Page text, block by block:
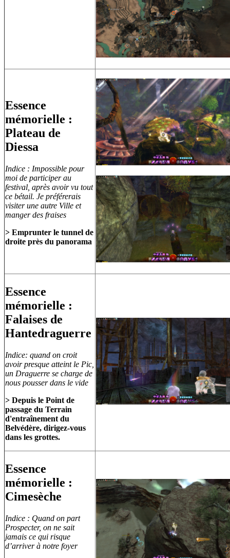
Essence
mémorielle :
Plateau de
Diessa
Indice : Impossible pour
moi de participer au
festival, après avoir vu tout
ce bétail. Je préférerais
visiter une autre Ville et
manger des fraises
> Emprunter le tunnel de
droite près du panorama
Essence
mémorielle :
Falaises de
Hantedraguerre
Indice: quand on croit
avoir presque atteint le Pic,
un Draguerre se charge de
nous pousser dans le vide
> Depuis le Point de
passage du Terrain
d'entraînement du
Belvédère, dirigez-vous
dans les grottes.
Essence
mémorielle :
Cimesèche
Indice : Quand on part
Prospecter, on ne sait
jamais ce qui risque
d’arriver à notre foyer